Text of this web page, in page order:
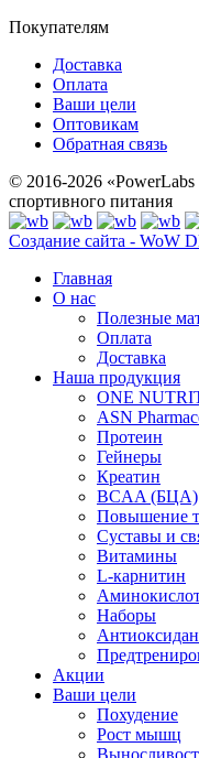
Покупателям
Доставка
Оплата
Ваши цели
Оптовикам
Обратная связь
© 2016-2026
спортивного питания
Создание сайта - WoW
Главная
О нас
Полезные
Оплата
Доставка
Наша продукция
ONE
ASN
Протеин
Гейнеры
Креатин
BCAA (БЦА)
Повышение
Суставы и
Витамины
L-карнитин
Наборы
Акции
Ваши цели
Похудение
Рост мышц